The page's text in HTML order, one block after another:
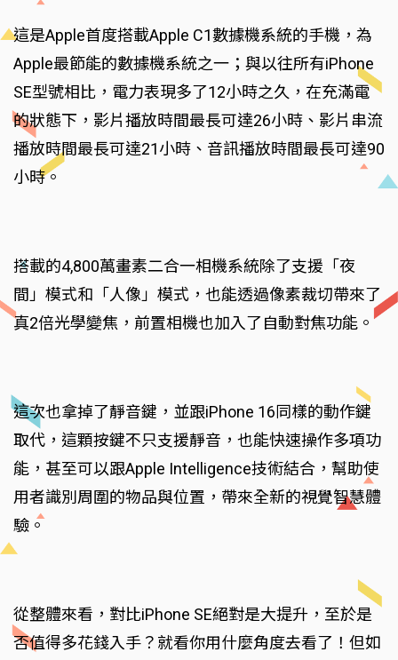
這是Apple首度搭載Apple C1數據機系統的手機，為
Apple最節能的數據機系統之一；與以往所有iPhone
SE型號相比，電力表現多了12小時之久，在充滿電
的狀態下，影片播放時間最長可達26小時、影片串流
播放時間最長可達21小時、音訊播放時間最長可達90
小時。
搭載的4,800萬畫素二合一相機系統除了支援「夜
間」模式和「人像」模式，也能透過像素裁切帶來了
真2倍光學變焦，前置相機也加入了自動對焦功能。
這次也拿掉了靜音鍵，並跟iPhone 16同樣的動作鍵
取代，這顆按鍵不只支援靜音，也能快速操作多項功
能，甚至可以跟Apple Intelligence技術結合，幫助使
用者識別周圍的物品與位置，帶來全新的視覺智慧體
驗。
從整體來看，對比iPhone SE絕對是大提升，至於是
否值得多花錢入手？就看你用什麼角度去看了！但如